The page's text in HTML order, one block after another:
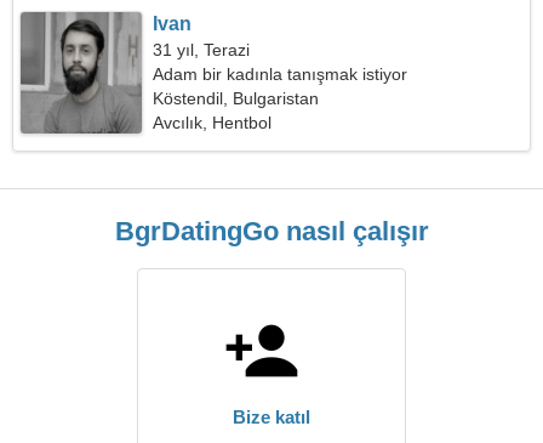
Ivan
31 yıl, Terazi
Adam bir kadınla tanışmak istiyor
Köstendil, Bulgaristan
Avcılık, Hentbol
BgrDatingGo nasıl çalışır
Bize katıl